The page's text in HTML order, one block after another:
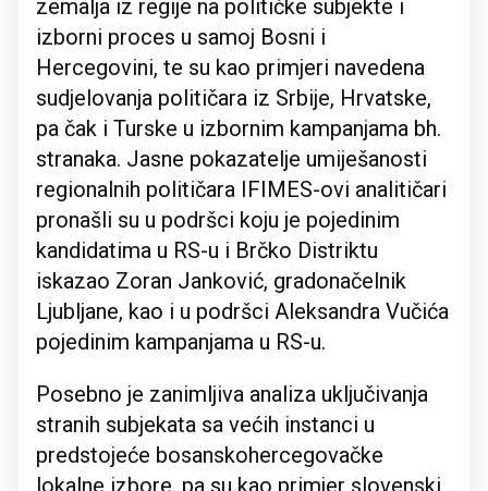
zemalja iz regije na političke subjekte i
izborni proces u samoj Bosni i
Hercegovini, te su kao primjeri navedena
sudjelovanja političara iz Srbije, Hrvatske,
pa čak i Turske u izbornim kampanjama bh.
stranaka. Jasne pokazatelje umiješanosti
regionalnih političara IFIMES-ovi analitičari
pronašli su u podršci koju je pojedinim
kandidatima u RS-u i Brčko Distriktu
iskazao Zoran Janković, gradonačelnik
Ljubljane, kao i u podršci Aleksandra Vučića
pojedinim kampanjama u RS-u.
Posebno je zanimljiva analiza uključivanja
stranih subjekata sa većih instanci u
predstojeće bosanskohercegovačke
lokalne izbore, pa su kao primjer slovenski